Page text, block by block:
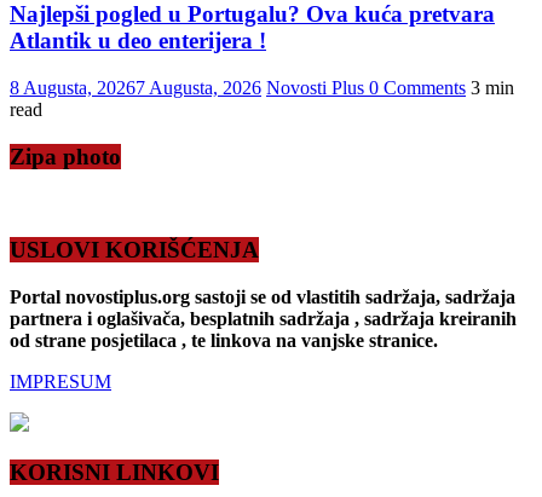
Najlepši pogled u Portugalu? Ova kuća pretvara
Atlantik u deo enterijera !
8 Augusta, 20267 Augusta, 2026 Novosti Plus 0 Comments 3 min
read
Zipa photo
USLOVI KORIŠĆENJA
Portal novostiplus.org sastoji se od vlastitih sadržaja, sadržaja
partnera i oglašivača, besplatnih sadržaja , sadržaja kreiranih
od strane posjetilaca , te linkova na vanjske stranice.
IMPRESUM
KORISNI LINKOVI